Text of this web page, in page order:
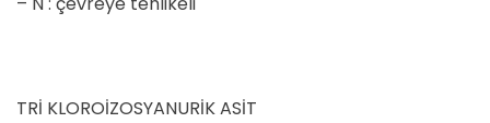
TRİ KLOROİZOSYANURİK ASİT